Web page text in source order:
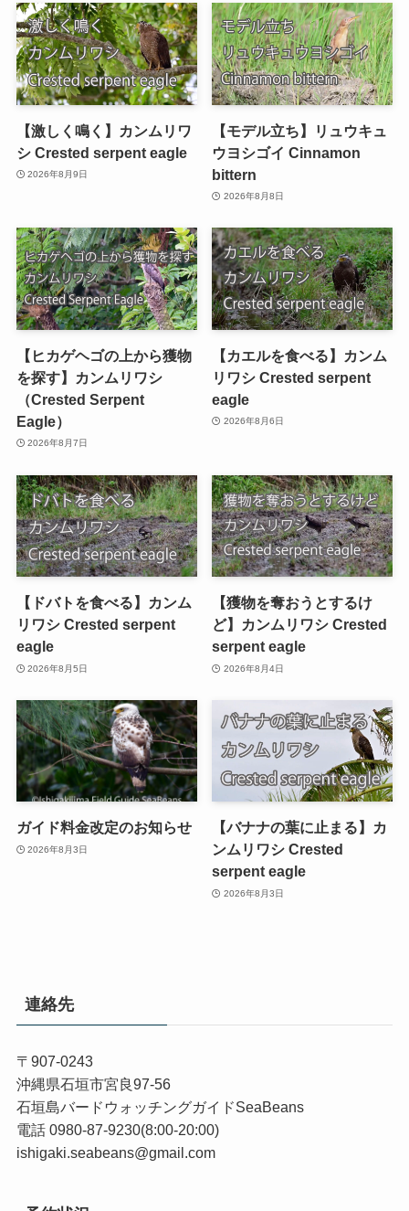
【激しく鳴く】カンムリワ
シ Crested serpent eagle
2026年8月9日
【モデル立ち】リュウキュ
ウヨシゴイ Cinnamon
bittern
2026年8月8日
【ヒカゲヘゴの上から獲物
を探す】カンムリワシ
（Crested Serpent
Eagle）
2026年8月7日
【カエルを食べる】カンム
リワシ Crested serpent
eagle
2026年8月6日
【ドバトを食べる】カンム
リワシ Crested serpent
eagle
2026年8月5日
【獲物を奪おうとするけ
ど】カンムリワシ Crested
serpent eagle
2026年8月4日
ガイド料金改定のお知らせ
2026年8月3日
【バナナの葉に止まる】カ
ンムリワシ Crested
serpent eagle
2026年8月3日
連絡先
〒907-0243
沖縄県石垣市宮良97-56
石垣島バードウォッチングガイドSeaBeans
電話 0980-87-9230(8:00-20:00)
ishigaki.seabeans@gmail.com